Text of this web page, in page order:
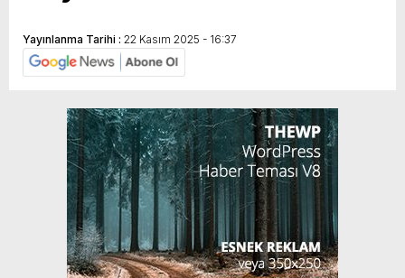
Yayınlanma Tarihi : 22 Kasım 2025 - 16:37